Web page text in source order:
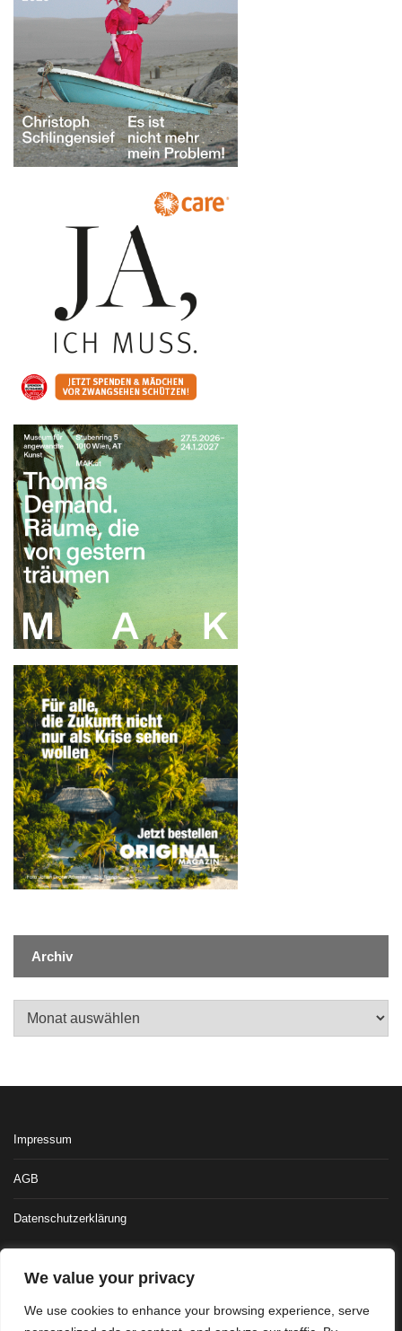
We value your privacy
We use cookies to enhance your browsing experience, serve
Archiv
Impressum
AGB
Datenschutzerklärung